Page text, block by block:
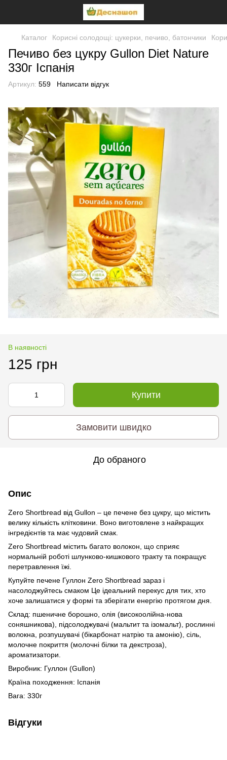
Каталог Корисні солодощі: цукерки, печиво, батончики
Печиво без цукру Gullon Diet Nature
330г Іспанія
Артикул: 559 Написати відгук
В наявності
125 грн
Купити
Замовити швидко
До обраного
Опис
Zero Shortbread від Gullon – це печене без цукру, що містить
велику кількість клітковини. Воно виготовлене з найкращих
інгредієнтів та має чудовий смак.
Zero Shortbread містить багато волокон, що сприяє
нормальній роботі шлунково-кишкового тракту та покращує
перетравлення їжі.
Купуйте печене Гуллон Zero Shortbread зараз і
насолоджуйтесь смаком Це ідеальний перекус для тих, хто
хоче залишатися у формі та зберігати енергію протягом дня.
Склад: пшеничне борошно, олія (високоолійна-нова
соняшникова), підсолоджувачі (мальтит та ізомальт), рослинні
волокна, розпушувачі (бікарбонат натрію та амонію), сіль,
молочне покриття (молочні білки та декстроза),
ароматизатори.
Виробник: Гуллон (Gullon)
Країна походження: Іспанія
Вага: 330г
Відгуки